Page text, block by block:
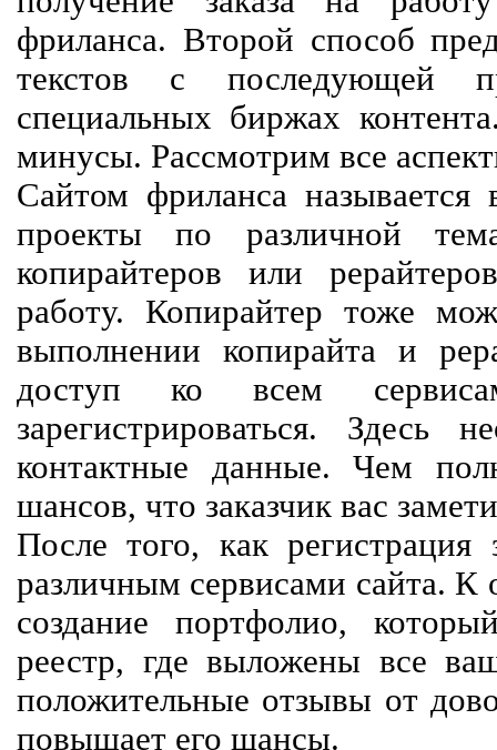
фриланса. Второй способ
текстов с последующей
специальных биржах
минусы. Рассмотрим все
Сайтом фриланса называется
проекты по различной
копирайтеров или
работу. Копирайтер тоже
выполнении копирайта и
доступ ко всем
зарегистрироваться. Здесь
контактные данные. Чем
шансов, что заказчик вас
После того, как регистрация
различным сервисами сайта. К
создание портфолио,
реестр, где выложены все
положительные отзывы от
повышает его шансы.